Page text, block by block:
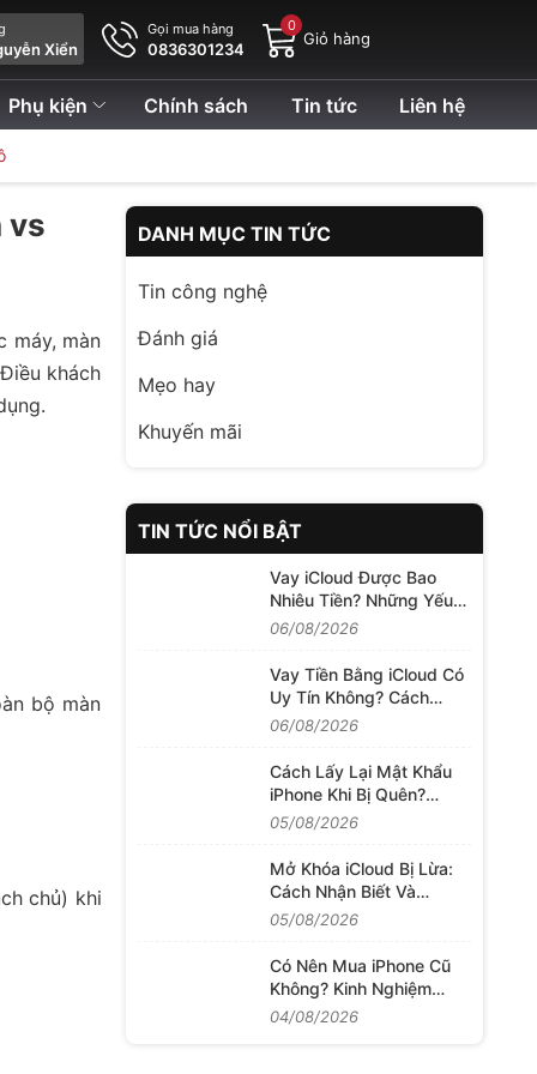
Xiển
Gọi mua hàng
0836301234
0
Giỏ hàng
Phụ kiện Chính sách Tin tức Liên hệ
vs
máy, màn
khách
bộ màn
chủ) khi
DANH MỤC TIN TỨC
Tin công nghệ
Đánh giá
Mẹo hay
Khuyến mãi
TIN TỨC NỔI BẬT
Vay iCloud Được Bao
Nhiêu Tiền? Những Yếu
Tố Quyết Định Hạn Mức
06/08/2026
Vay Tiền Bằng iCloud Có
Uy Tín Không? Cách
Đánh Giá Dịch Vụ Trước
06/08/2026
Cách Lấy Lại Mật Khẩu
iPhone Khi Bị Quên?
Những Việc Cần Làm
05/08/2026
Mở Khóa iCloud Bị Lừa:
Cách Nhận Biết Và
Hướng Xử Lý Khi Mất
05/08/2026
Có Nên Mua iPhone Cũ
Không? Kinh Nghiệm
Chọn Máy Tốt
04/08/2026